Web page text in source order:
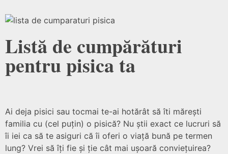
Listă de cumpărături
pentru pisica ta
Ai deja pisici sau tocmai te-ai hotărât să îti mărești
familia cu (cel puțin) o pisică? Nu știi exact ce lucruri să
îi iei ca să te asiguri că îi oferi o viață bună pe termen
lung? Vrei să îți fie și ție cât mai ușoară conviețuirea?